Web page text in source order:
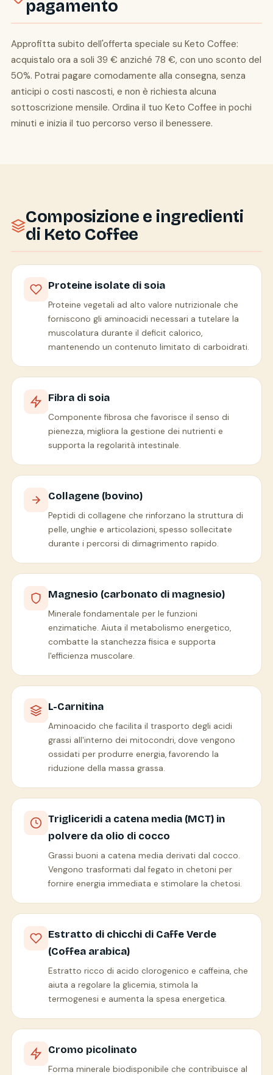
pagamento
Approfitta subito dell'offerta speciale su Keto Coffee:
acquistalo ora a soli 39 € anziché 78 €, con uno sconto del
50%. Potrai pagare comodamente alla consegna, senza
anticipi o costi nascosti, e non è richiesta alcuna
sottoscrizione mensile. Ordina il tuo Keto Coffee in pochi
minuti e inizia il tuo percorso verso il benessere.
Composizione e ingredienti
di Keto Coffee
Proteine isolate di soia
Proteine vegetali ad alto valore nutrizionale che
forniscono gli aminoacidi necessari a tutelare la
muscolatura durante il deficit calorico,
mantenendo un contenuto limitato di carboidrati.
Fibra di soia
Componente fibrosa che favorisce il senso di
pienezza, migliora la gestione dei nutrienti e
supporta la regolarità intestinale.
Collagene (bovino)
Peptidi di collagene che rinforzano la struttura di
pelle, unghie e articolazioni, spesso sollecitate
durante i percorsi di dimagrimento rapido.
Magnesio (carbonato di magnesio)
Minerale fondamentale per le funzioni
enzimatiche. Aiuta il metabolismo energetico,
combatte la stanchezza fisica e supporta
l'efficienza muscolare.
L-Carnitina
Aminoacido che facilita il trasporto degli acidi
grassi all'interno dei mitocondri, dove vengono
ossidati per produrre energia, favorendo la
riduzione della massa grassa.
Trigliceridi a catena media (MCT) in
polvere da olio di cocco
Grassi buoni a catena media derivati dal cocco.
Vengono trasformati dal fegato in chetoni per
fornire energia immediata e stimolare la chetosi.
Estratto di chicchi di Caffe Verde
(Coffea arabica)
Estratto ricco di acido clorogenico e caffeina, che
aiuta a regolare la glicemia, stimola la
termogenesi e aumenta la spesa energetica.
Cromo picolinato
Forma minerale biodisponibile che contribuisce al